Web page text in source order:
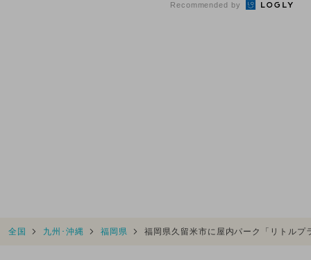
Recommended by
全国 九州･沖縄 福岡県 福岡県久留米市に屋内パーク「リトル